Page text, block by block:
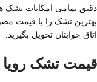
دقیق تمامی امکانات تشک
بهترین تشک را با قیمت
اتاق خوابتان تحویل بگیرید.
قیمت تشک رویا